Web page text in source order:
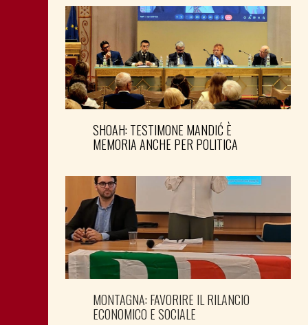
SHOAH: TESTIMONE MANDIĆ È
MEMORIA ANCHE PER POLITICA
MONTAGNA: FAVORIRE IL RILANCIO
ECONOMICO E SOCIALE